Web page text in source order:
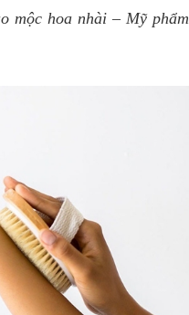
mộc hoa nhài– Mỹ phẩm